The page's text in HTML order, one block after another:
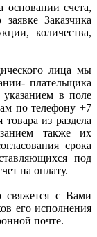
счета,
Заказчика
количества,
лица мы
плательщика
указанием в поле
по телефону +7
из раздела
также их
срока
под
на оплату.
свяжется с Вами
его исполнения
почте.